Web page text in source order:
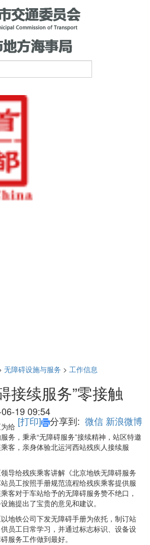
无障碍设施与服务 > 工作信息
接续服务”零接触
19 09:54
[打印] 分享到: 微信 新浪微博
给
务，秉承“无障碍服务”接续精神，站区特邀
客，亲身体验北运河西站残疾人接续服
给残疾乘客讲解《北京地铁无障碍服务
员工按照手册规范流程给残疾乘客提供服
客对于车站给予的无障碍服务赞不绝口，
施提出了宝贵的意见和建议。
铁公司下发无障碍手册为依托，制订站
员工日常学习，并通过标志标识、设备设
服务工作做到最好。